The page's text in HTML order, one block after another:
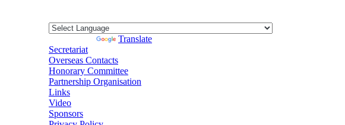
Translate
Secretariat
Overseas Contacts
Honorary Committee
Partnership Organisation
Links
Video
Sponsors